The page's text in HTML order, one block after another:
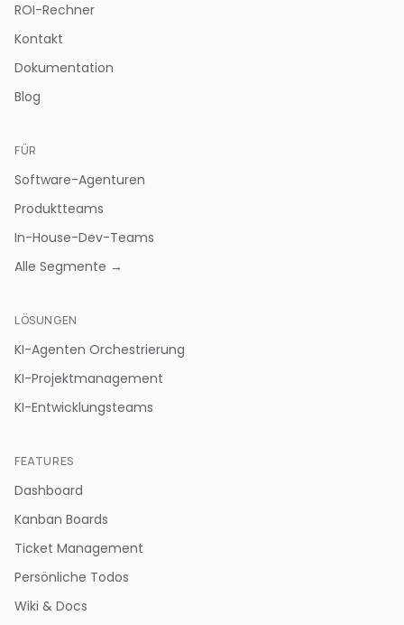
ROI-Rechner
Kontakt
Dokumentation
Blog
FÜR
Software-Agenturen
Produktteams
In-House-Dev-Teams
Alle Segmente →
LÖSUNGEN
KI-Agenten Orchestrierung
KI-Projektmanagement
KI-Entwicklungsteams
FEATURES
Dashboard
Kanban Boards
Ticket Management
Persönliche Todos
Wiki & Docs